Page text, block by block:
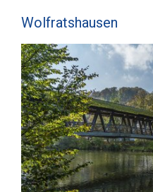
Wolfratshausen